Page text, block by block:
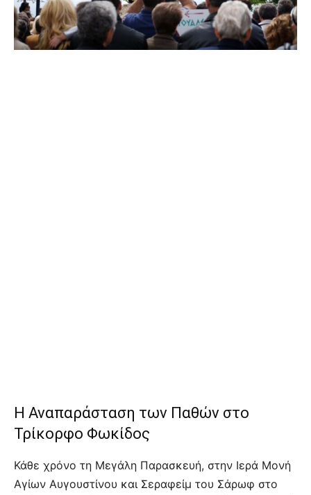
Η Αναπαράσταση των Παθών στο
Τρίκορφο Φωκίδος
Κάθε χρόνο τη Μεγάλη Παρασκευή, στην Ιερά Μονή
Αγίων Αυγουστίνου και Σεραφείμ του Σάρωφ στο